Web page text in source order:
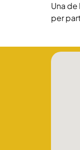
Una
per